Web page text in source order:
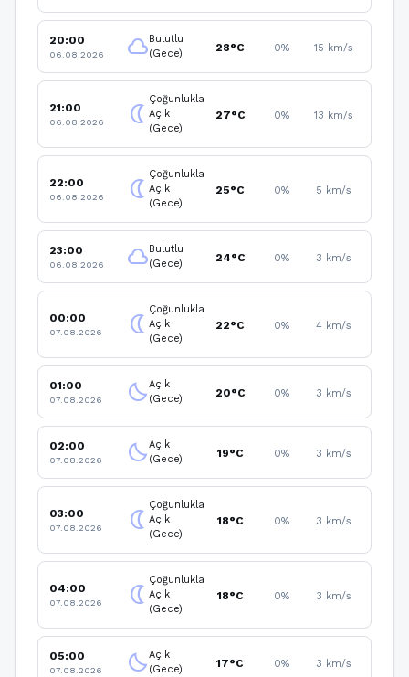
20:00
06.08.2026 cloudBulutlu
(Gece)
28°C 0% 15 km/s
21:00
06.08.2026 nightlight
Çoğunlukla
Açık
(Gece)
27°C 0% 13 km/s
22:00
06.08.2026 nightlight
Çoğunlukla
Açık
(Gece)
25°C 0% 5 km/s
23:00
06.08.2026 cloudBulutlu
(Gece)
24°C 0% 3 km/s
00:00
07.08.2026 nightlight
Çoğunlukla
Açık
(Gece)
22°C 0% 4 km/s
01:00
07.08.2026 clear_nightAçık
(Gece)
20°C 0% 3 km/s
02:00
07.08.2026 clear_nightAçık
(Gece)
19°C 0% 3 km/s
03:00
07.08.2026 nightlight
Çoğunlukla
Açık
(Gece)
18°C 0% 3 km/s
04:00
07.08.2026 nightlight
Çoğunlukla
Açık
(Gece)
18°C 0% 3 km/s
05:00
07.08.2026 clear_nightAçık
(Gece)
17°C 0% 3 km/s